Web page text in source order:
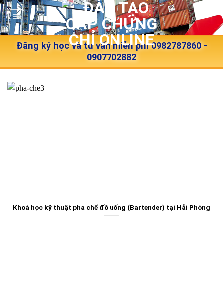
Skip
to
content
Đăng ký học và tư vấn miễn phí 0982787860 -
0907702882
Khoá học kỹ thuật pha chế đồ uống (Bartender) tại Hải Phòng